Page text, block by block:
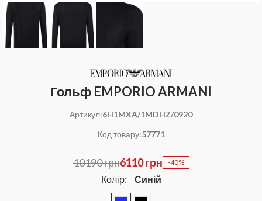
Гольф EMPORIO ARMANI
Артикул:6H1MXA/1MDHZ/0920
Код товару:57771
10190 грн6110 грн -40%
Колір: Синій